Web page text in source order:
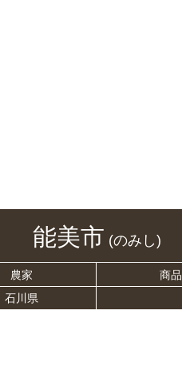
能美市 (のみし)
農家 商品
石川県